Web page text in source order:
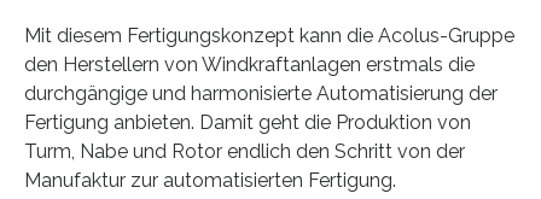
Mit diesem Fertigungskonzept kann die Acolus-Gruppe
den Herstellern von Windkraftanlagen erstmals die
durchgängige und harmonisierte Automatisierung der
Fertigung anbieten. Damit geht die Produktion von
Turm, Nabe und Rotor endlich den Schritt von der
Manufaktur zur automatisierten Fertigung.